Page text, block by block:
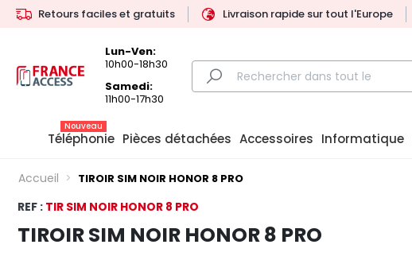
Retours faciles et gratuits Livraison rapide sur tout l'Europe
Lun-Ven:
10h00-18h30
Samedi:
11h00-17h30
Téléphonie
Nouveau
Pièces détachées Accessoires Informatique
Accueil TIROIR SIM NOIR HONOR 8 PRO
REF : TIR SIM NOIR HONOR 8 PRO
TIROIR SIM NOIR HONOR 8 PRO